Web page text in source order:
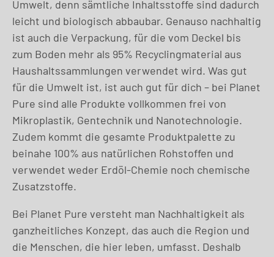
Umwelt, denn sämtliche Inhaltsstoffe sind dadurch
leicht und biologisch abbaubar. Genauso nachhaltig
ist auch die Verpackung, für die vom Deckel bis
zum Boden mehr als 95% Recyclingmaterial aus
Haushaltssammlungen verwendet wird. Was gut
für die Umwelt ist, ist auch gut für dich – bei Planet
Pure sind alle Produkte vollkommen frei von
Mikroplastik, Gentechnik und Nanotechnologie.
Zudem kommt die gesamte Produktpalette zu
beinahe 100% aus natürlichen Rohstoffen und
verwendet weder Erdöl-Chemie noch chemische
Zusatzstoffe.
Bei Planet Pure versteht man Nachhaltigkeit als
ganzheitliches Konzept, das auch die Region und
die Menschen, die hier leben, umfasst. Deshalb